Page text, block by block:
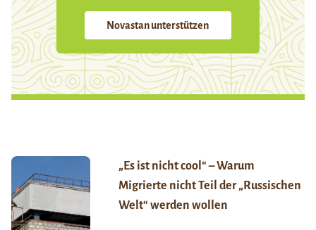
Novastan unterstützen
„Es ist nicht cool“ – Warum
Migrierte nicht Teil der „Russischen
Welt“ werden wollen